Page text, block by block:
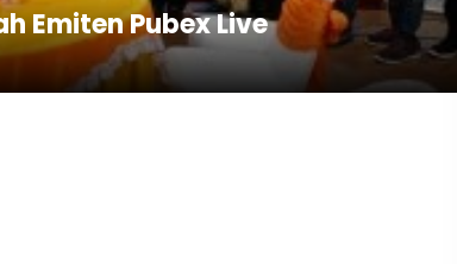
Emiten Pubex Live